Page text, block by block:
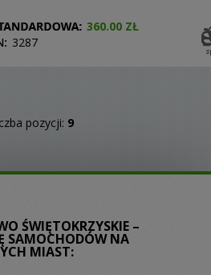
360.00 ZŁ
3287
pozycji: 9
ŚWIĘTOKRZYSKIE –
SAMOCHODÓW NA
MIAST: